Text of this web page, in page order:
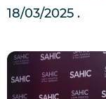
18/03/2025